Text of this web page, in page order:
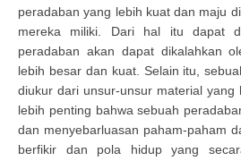
peradaban yang lebih kuat dan maju
mereka miliki. Dari hal itu dapat
peradaban akan dapat dikalahkan
lebih besar dan kuat. Selain itu,
diukur dari unsur-unsur material yang
lebih penting bahwa sebuah
dan menyebarluasan paham-paham
berfikir dan pola hidup yang